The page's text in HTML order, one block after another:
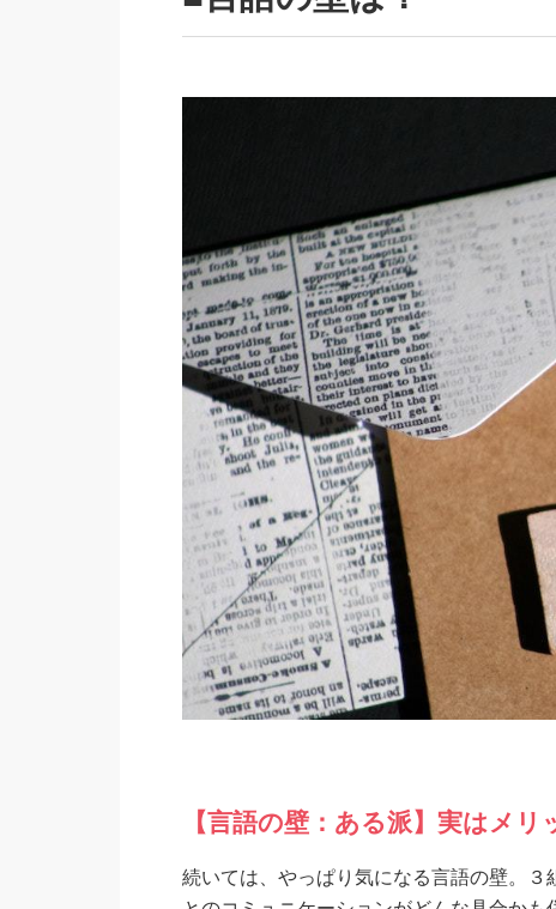
【言語の壁：ある派】実はメリ
続いては、やっぱり気になる言語の壁。